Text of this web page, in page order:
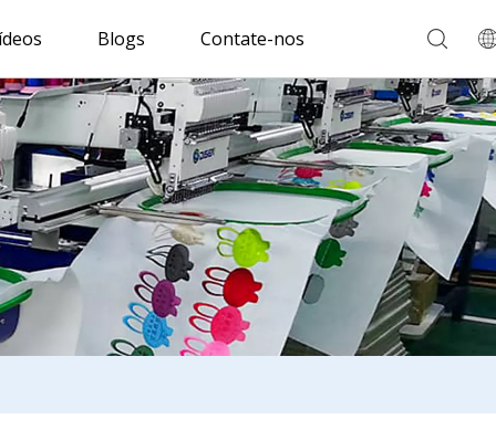
Blogs Contate-nos